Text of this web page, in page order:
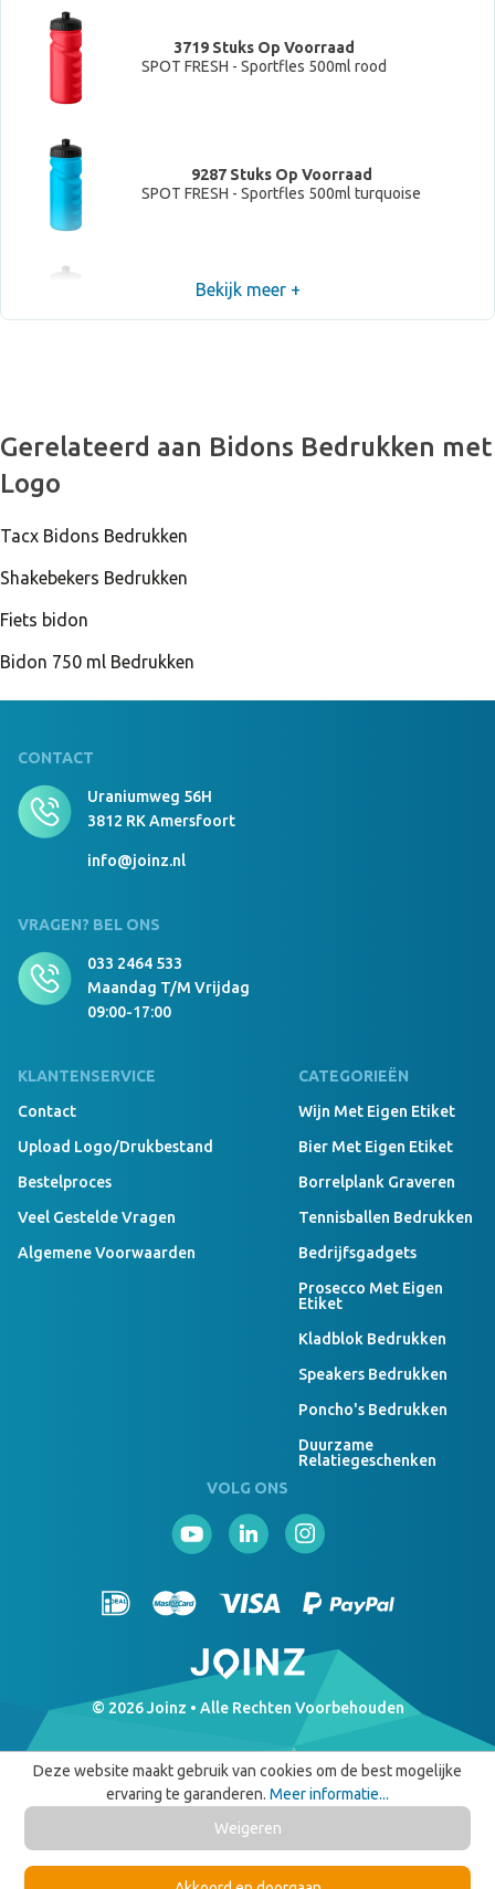
3719 Stuks Op Voorraad
SPOT FRESH - Sportfles 500ml rood
9287 Stuks Op Voorraad
SPOT FRESH - Sportfles 500ml turquoise
11310 Stuks Op Voorraad
SPOT FRESH - Sportfles 500ml Neon groen
SPOT FRESH - Sportfles 500ml Neon geel
SPOT FRESH - Sportfles 500ml Neon fuchsia
Bekijk meer +
Gerelateerd aan Bidons Bedrukken met
Logo
Tacx Bidons Bedrukken
Shakebekers Bedrukken
Fiets bidon
Bidon 750 ml Bedrukken
CONTACT
Uraniumweg 56H
3812 RK Amersfoort
info@joinz.nl
VRAGEN? BEL ONS
033 2464 533
Maandag T/m Vrijdag
09:00-17:00
KLANTENSERVICE
Contact
Upload Logo/drukbestand
Bestelproces
Veel Gestelde Vragen
Algemene Voorwaarden
CATEGORIEËN
Wijn Met Eigen Etiket
Bier Met Eigen Etiket
Borrelplank Graveren
Tennisballen Bedrukken
Bedrijfsgadgets
Prosecco Met Eigen
Etiket
Kladblok Bedrukken
Speakers Bedrukken
Poncho's Bedrukken
Duurzame
Relatiegeschenken
VOLG ONS
© 2026 Joinz • Alle Rechten Voorbehouden
Deze website maakt gebruik van cookies om de best mogelijke
ervaring te garanderen. Meer informatie...
Weigeren